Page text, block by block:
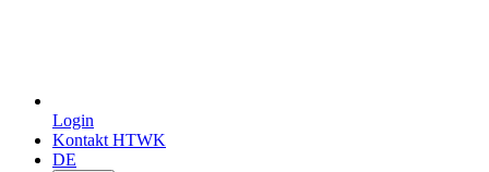
Login
Kontakt HTWK
DE